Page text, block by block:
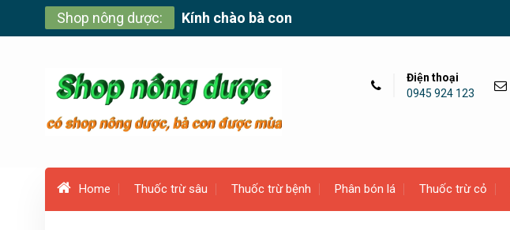
to
Shop nông dược: Kính chào bà con
Điện thoại
0945 924 123
Home Thuốc trừ sâu Thuốc trừ bệnh Phân bón lá Thuốc trừ cỏ